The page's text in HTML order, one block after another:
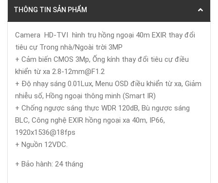
THÔNG TIN SẢN PHẨM
Camera HD-TVI hình trụ hồng ngoại 40m EXIR thay đổi
tiêu cự Trong nhà/Ngoài trời 3MP
+ Cảm biến CMOS 3Mp, Ống kính thay đổi tiêu cự điều
khiển từ xa 2.8-12mm@F1.2
+ Độ nhạy sáng 0.01Lux, Menu OSD điều khiển từ xa, Giảm
nhiễu số, Hồng ngoại thông minh (Smart IR)
+ Chống ngược sáng thực WDR 120dB, Bù ngược sáng
BLC, Công nghệ EXIR hồng ngoại xa 40m, IP66,
1920x1536@18fps
+ Nguồn 12VDC.
+ Bảo hành: 24 tháng